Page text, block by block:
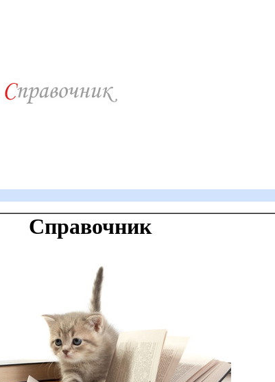
Справочник